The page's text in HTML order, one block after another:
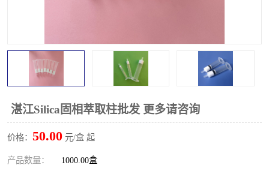
湛江Silica固相萃取柱批发 更多请咨询
价格： 50.00 元/盒 起
产品数量： 1000.00盒